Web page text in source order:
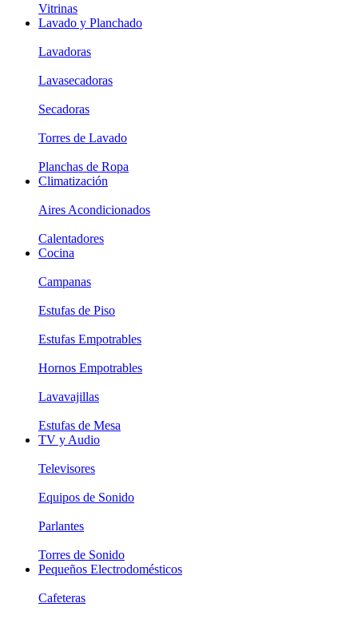
Vitrinas
Lavado y Planchado
Lavadoras
Lavasecadoras
Secadoras
Torres de Lavado
Planchas de Ropa
Climatización
Aires Acondicionados
Calentadores
Cocina
Campanas
Estufas de Piso
Estufas Empotrables
Hornos Empotrables
Lavavajillas
Estufas de Mesa
TV y Audio
Televisores
Equipos de Sonido
Parlantes
Torres de Sonido
Pequeños Electrodomésticos
Cafeteras